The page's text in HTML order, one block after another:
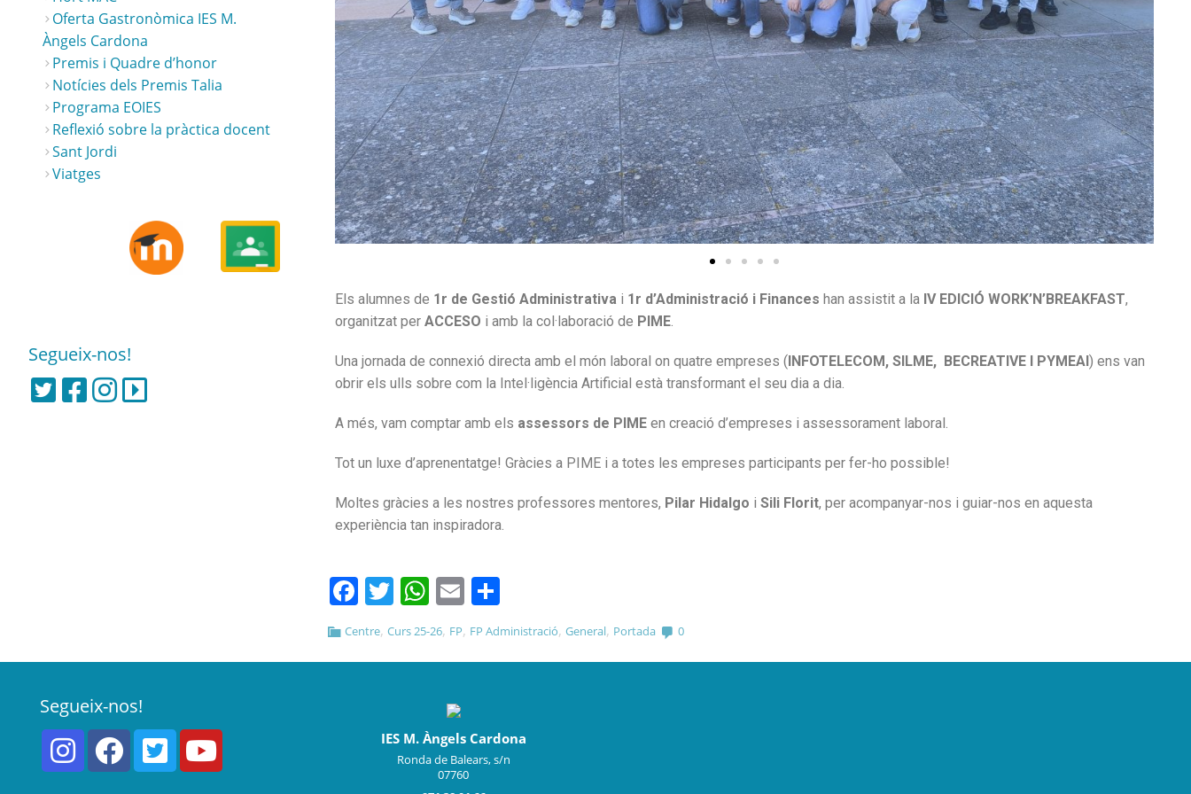
Els alumnes de 1r de Gestió Administrativa i 1r d’Administració i Finances han assistit a la IV EDICIÓ WORK’N’BREAKFAST,
organitzat per ACCESO i amb la col·laboració de PIME.
Una jornada de connexió directa amb el món laboral on quatre empreses ( INFOTELECOM, SILME, BECREATIVE I PYMEAI ) ens van
obrir els ulls sobre com la Intel·ligència Artificial està transformant el seu dia a dia.
A més, vam comptar amb els assessors de PIME en creació d’empreses i assessorament laboral.
Tot un luxe d’aprenentatge! Gràcies a PIME i a totes les empreses participants per fer-ho possible!
Moltes gràcies a les nostres professores mentores, Pilar Hidalgo i Sili Florit, per acompanyar-nos i guiar-nos en aquesta
experiència tan inspiradora.
Facebook
Twitter
WhatsApp
Email
Centre,Curs 25-26, FP, FP Administració,General, Portada 0
Oferta Gastronòmica IES M.
Àngels Cardona
Premis i Quadre d’honor
Notícies dels Premis Talia
Programa EOIES
Reflexió sobre la pràctica docent
Sant Jordi
Viatges
Segueix-nos!
Segueix-nos!
IES M. Àngels Cardona
Ronda de Balears, s/n
07760